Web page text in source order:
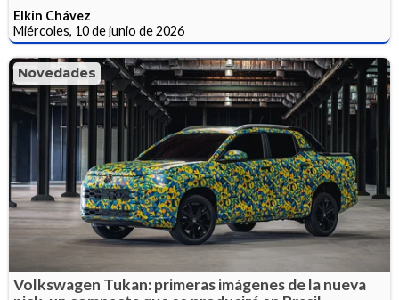
Elkin Chávez
Miércoles, 10 de junio de 2026
Novedades
Volkswagen Tukan: primeras imágenes de la nueva